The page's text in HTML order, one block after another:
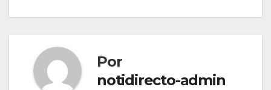
Por
notidirecto-admin